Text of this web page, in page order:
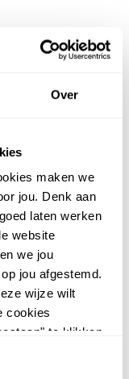
Over
maken we
jou. Denk aan
laten werken
website
we jou
jou afgestemd.
wijze wilt
cookies
te klikken.